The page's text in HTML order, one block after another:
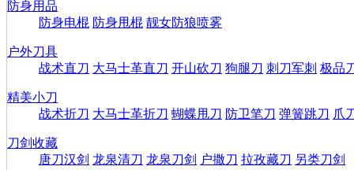
防身用品
防身电棍 防身甩棍 靓女防狼喷雾
户外刀具
战术直刀 大马士革直刀 开山砍刀 狗腿刀 刺刀军刺 极品
精美小刀
战术折刀 大马士革折刀 蝴蝶甩刀 防卫笔刀 弹簧跳刀 爪
刀剑收藏
唐刀汉剑 龙泉清刀 龙泉刀剑 户撒刀 拉孜藏刀 另类刀剑